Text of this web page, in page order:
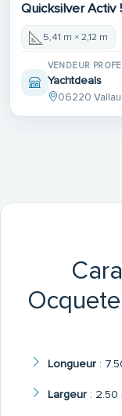
Quicksilver Activ
5,41 m × 2,12 m
VENDEUR
Yachtdeals
06220
Longueur:
Largeur: 2.50